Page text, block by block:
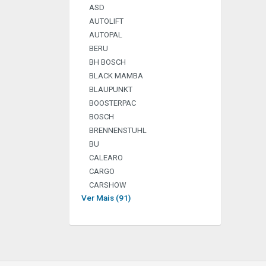
ASD
AUTOLIFT
AUTOPAL
BERU
BH BOSCH
BLACK MAMBA
BLAUPUNKT
BOOSTERPAC
BOSCH
BRENNENSTUHL
BU
CALEARO
CARGO
CARSHOW
Ver Mais (91)